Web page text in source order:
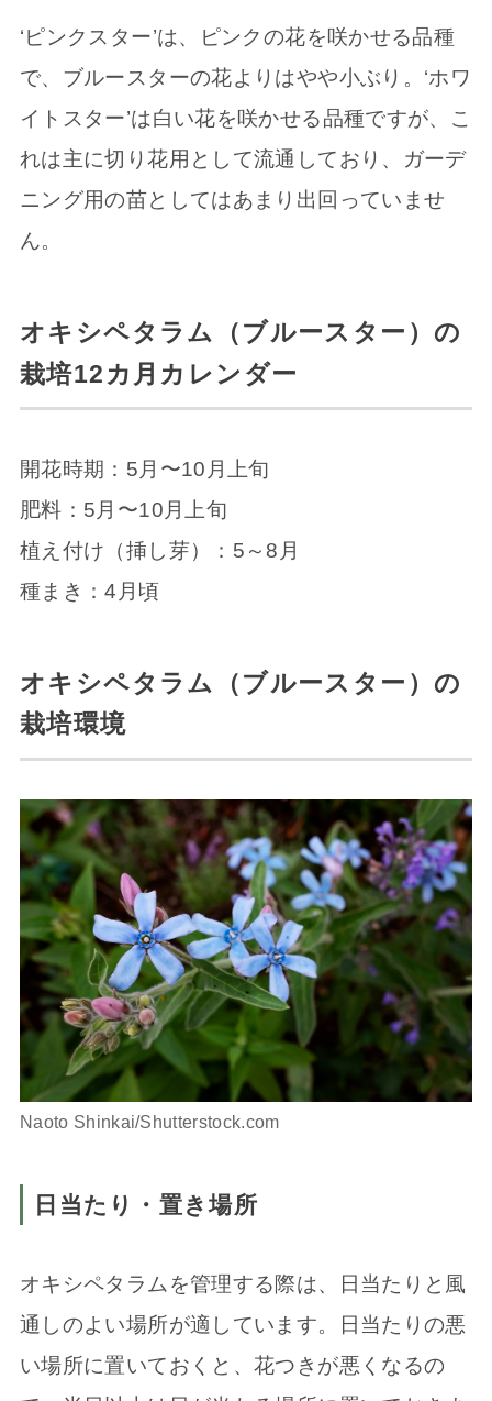
‘ピンクスター’は、ピンクの花を咲かせる品種
で、ブルースターの花よりはやや小ぶり。‘ホワ
イトスター’は白い花を咲かせる品種ですが、こ
れは主に切り花用として流通しており、ガーデ
ニング用の苗としてはあまり出回っていませ
ん。
オキシペタラム（ブルースター）の
栽培12カ月カレンダー
開花時期：5月〜10月上旬
肥料：5月〜10月上旬
植え付け（挿し芽）：5～8月
種まき：4月頃
オキシペタラム（ブルースター）の
栽培環境
Naoto Shinkai/Shutterstock.com
日当たり・置き場所
オキシペタラムを管理する際は、日当たりと風
通しのよい場所が適しています。日当たりの悪
い場所に置いておくと、花つきが悪くなるの